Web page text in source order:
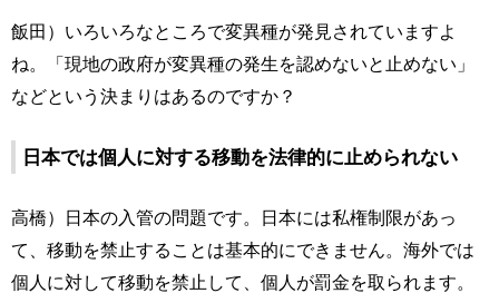
飯田）いろいろなところで変異種が発見されていますよ
ね。「現地の政府が変異種の発生を認めないと止めない」
などという決まりはあるのですか？
日本では個人に対する移動を法律的に止められない
高橋）日本の入管の問題です。日本には私権制限があっ
て、移動を禁止することは基本的にできません。海外では
個人に対して移動を禁止して、個人が罰金を取られます。